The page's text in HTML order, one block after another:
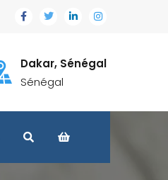
Dakar, Sénégal
Sénégal